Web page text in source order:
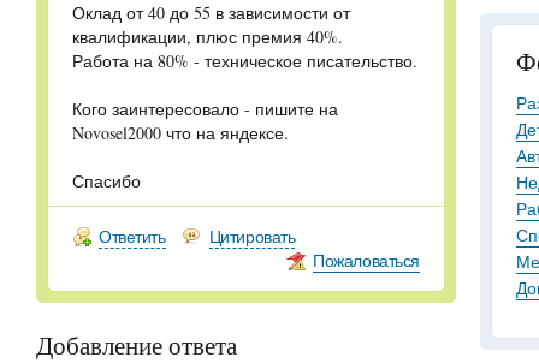
Оклад от 40 до 55 в зависимости от
квалификации, плюс премия 40%.
Работа на 80% - техническое писательство.
Кого заинтересовало - пишите на
Novosel2000 что на яндексе.
Спасибо
Ответить
Цитировать
Пожаловаться
Добавление ответа